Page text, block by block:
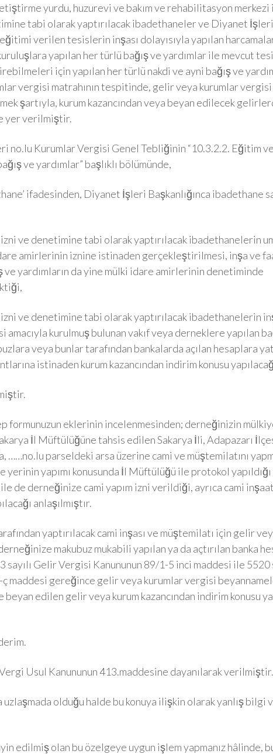
yurdu, huzurevi ve bakım ve rehabilitasyon
tabi olarak yaptırılacak ibadethaneler ve Diyanet İşleri
verilen tesislerin inşası dolayısıyla yapılan
yapılan her türlü bağış ve yardımlar ile mevcut
için yapılan her türlü nakdi ve ayni bağış ve
vergisi matrahının tespitinde, gelir veya kurumlar
şartıyla, kurum kazancından veya beyan edilecek
yer verilmiştir.
no.lu Kurumlar Vergisi Genel Tebliğinin “10.3.2.2. Eğitim
ve yardımlar” başlıklı bölümünde,
ifadesinden, Diyanet İşleri Başkanlığınca ibadethane
ve denetimine tabi olarak yaptırılacak ibadethanelerin
idare amirlerinin iznine istinaden gerçekleştirilmesi, inşa ve
ve yardımların da yine mülki idare amirlerinin denetiminde
ve denetimine tabi olarak yaptırılacak ibadethanelerin
kurulmuş bulunan vakıf veya derneklere yapılan
veya bunlar tarafından bankalarda açılan hesaplara
istinaden kurum kazancından indirim konusu
formunuzun eklerinin incelenmesinden; derneğinizin
İl Müftülüğüne tahsis edilen Sakarya İli, Adapazarı
parseldeki arsa üzerine cami ve müştemilatını
yerinin yapımı konusunda İl Müftülüğü ile protokol
de derneğinize cami yapım izni verildiği, ayrıca cami
anlaşılmıştır.
yaptırılacak cami inşası ve müştemilatı için gelir
makubuz mukabili yapılan ya da açtırılan banka
sayılı Gelir Vergisi Kanununun 89/1-5 inci maddesi ile 5520
maddesi gereğince gelir veya kurumlar vergisi
edilen gelir veya kurum kazancından indirim konusu
Usul Kanununun 413.maddesine dayanılarak verilmiştir.
uzlaşmada olduğu halde bu konuya ilişkin olarak yanlış bilgi
edilmiş olan bu özelgeye uygun işlem yapmanız hâlinde,